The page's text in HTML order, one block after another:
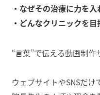
・なぜその治療に力を
・どんなクリニックを
“言葉”で伝える動画制作
ウェブサイトやSNSだけ